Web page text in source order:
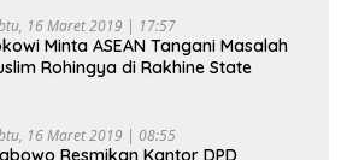
16 Maret 2019 | 17:57
Minta ASEAN Tangani Masalah
Rohingya di Rakhine State
16 Maret 2019 | 08:55
Resmikan Kantor DPD